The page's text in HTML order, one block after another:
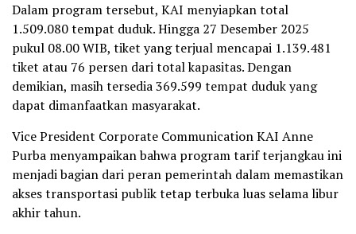
Dalam program tersebut, KAI menyiapkan total
1.509.080 tempat duduk. Hingga 27 Desember 2025
pukul 08.00 WIB, tiket yang terjual mencapai 1.139.481
tiket atau 76 persen dari total kapasitas. Dengan
demikian, masih tersedia 369.599 tempat duduk yang
dapat dimanfaatkan masyarakat.
Vice President Corporate Communication KAI Anne
Purba menyampaikan bahwa program tarif terjangkau ini
menjadi bagian dari peran pemerintah dalam memastikan
akses transportasi publik tetap terbuka luas selama libur
akhir tahun.